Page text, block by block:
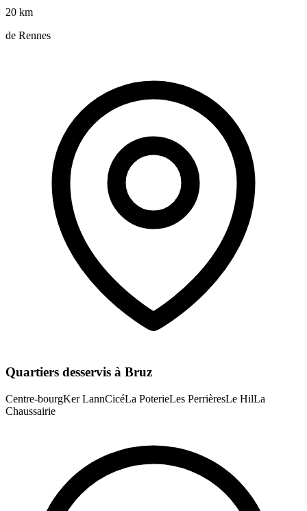
20 km
de Rennes
Quartiers desservis à Bruz
Centre-bourgKer LannCicéLa PoterieLes PerrièresLe HilLa
Chaussairie